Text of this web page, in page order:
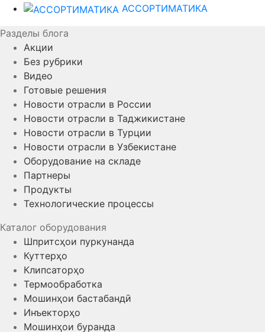
АССОРТИМАТИКА
Разделы блога
Акции
Без рубрики
Видео
Готовые решения
Новости отрасли в России
Новости отрасли в Таджикистане
Новости отрасли в Турции
Новости отрасли в Узбекистане
Оборудование на складе
Партнеры
Продукты
Технологические процессы
Каталог оборудования
Шпритсҳои пуркунанда
Куттерҳо
Клипсаторҳо
Термообработка
Мошинҳои бастабандӣ
Инъекторҳо
Мошинҳои буранда